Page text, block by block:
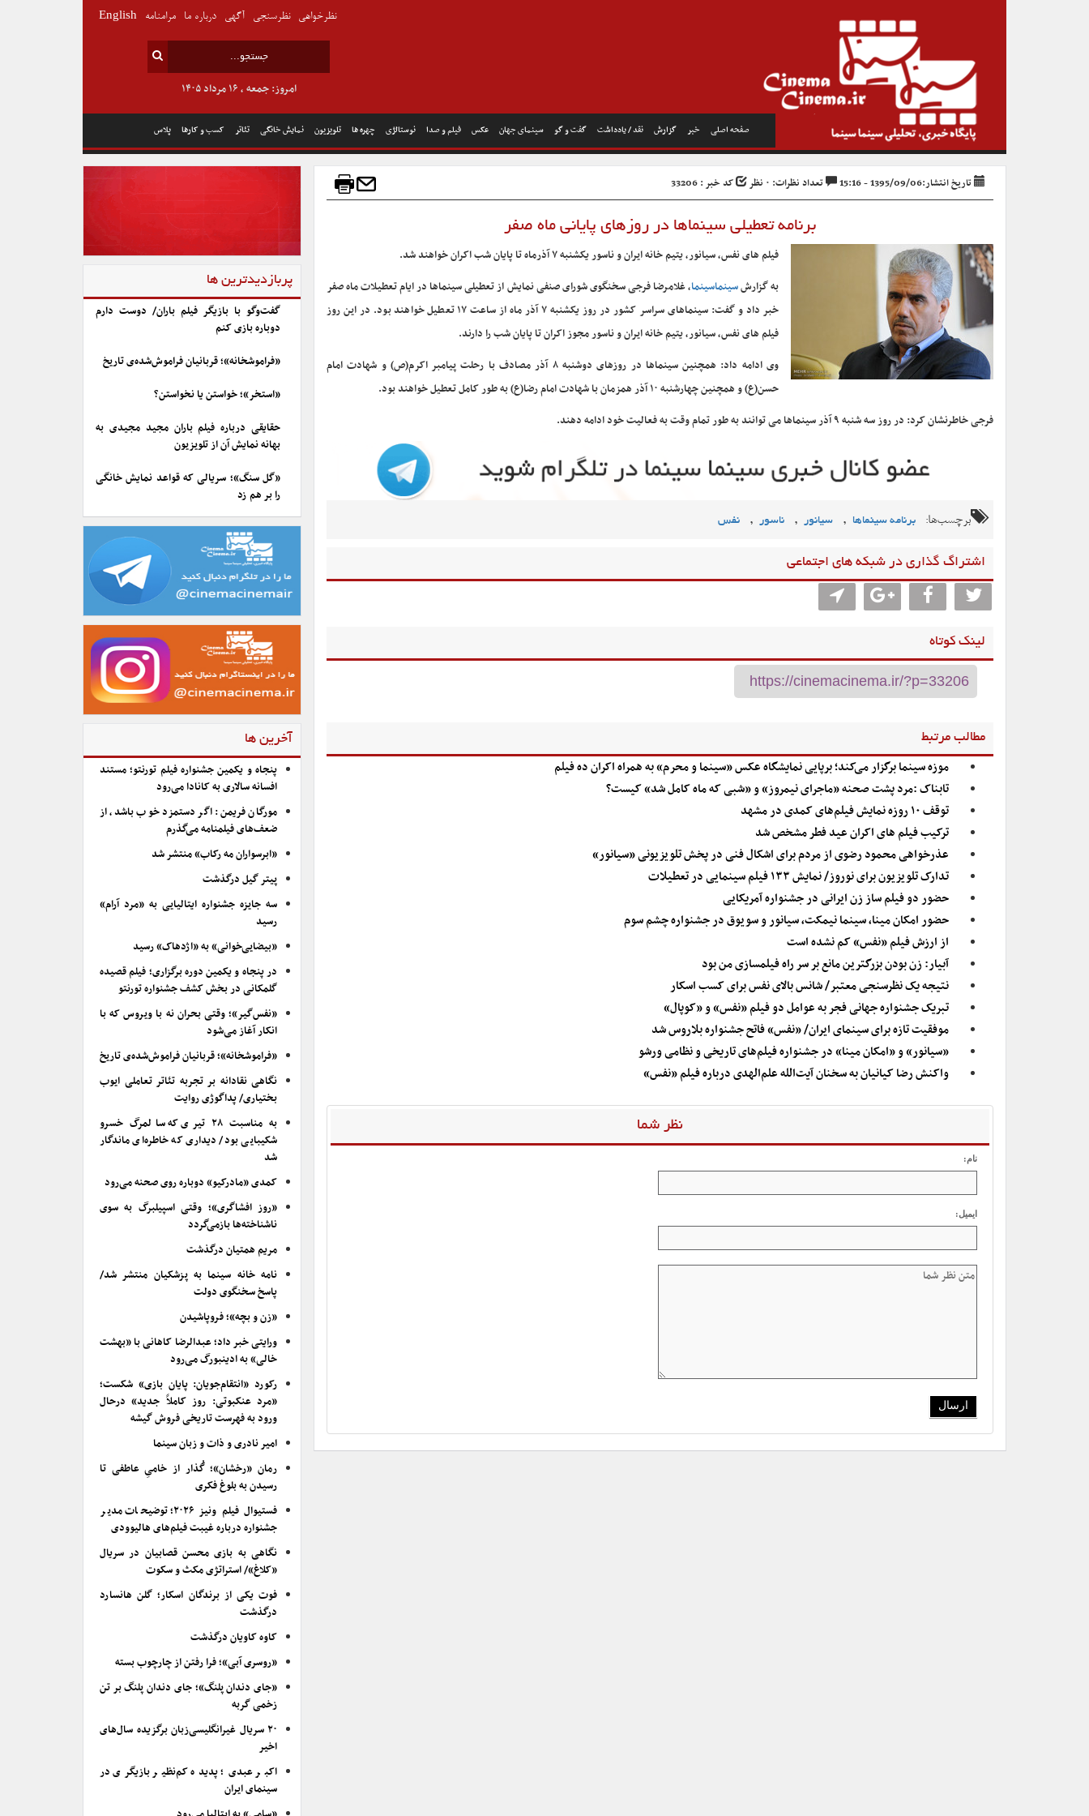
صفحه اصلی خبر گزارش نقد / یادداشت گفت و گو سینمای جهان عکس فیلم و صدا نوستالژی چهره ها تلویزیون نمایش خانگی تئاتر کسب و کارها پلاس
امروز: جمعه , ۱۶ مرداد ۱۴۰۵
نظرخواهی نظرسنجی آگهی درباره ما مرامنامه English
تاریخ انتشار:1395/09/06 - 15:16 تعداد نظرات: ۰ نظر کد خبر : 33206
برنامه تعطیلی سینماها در روزهای پایانی ماه صفر
فیلم های نفس، سیانور، یتیم خانه ایران و ناسور یکشنبه ۷ آذرماه تا پایان شب اکران خواهند شد.
به گزارشسینماسینما، غلامرضا فرجی سخنگوی شورای صنفی نمایش از تعطیلی سینماها در ایام تعطیلات ماه صفر
خبر داد و گفت: سینماهای سراسر کشور در روز یکشنبه ۷ آذر ماه از ساعت ۱۷ تعطیل خواهند بود. در این روز
فیلم های نفس، سیانور، یتیم خانه ایران و ناسور مجوز اکران تا پایان شب را دارند.
وی ادامه داد: همچنین سینماها در روزهای دوشنبه ۸ آذر مصادف با رحلت پیامبر اکرم(ص) و شهادت امام
حسن(ع) و همچنین چهارشنبه ۱۰ آذر همزمان با شهادت امام رضا(ع) به طور کامل تعطیل خواهند بود.
فرجی خاطرنشان کرد: در روز سه شنبه ۹ آذر سینماها می توانند به طور تمام وقت به فعالیت خود ادامه دهند.
برچسب‌ها: برنامه سینماها , سیانور , ناسور , نفس
اشتراگ گذاری در شبکه های اجتماعی
لینک کوتاه
مطالب مرتبط
موزه سینما برگزار می‌کند؛ برپایی نمایشگاه عکس «سینما و محرم» به همراه اکران ده فیلم
تابناک :مرد پشت صحنه «ماجرای نیمروز» و «شبی که ماه کامل شد» کیست؟
توقف ۱۰ روزه نمایش فیلم‌های کمدی در مشهد
ترکیب فیلم های اکران عید فطر مشخص شد
عذرخواهی محمود رضوی از مردم برای اشکال فنی در پخش تلویزیونی «سیانور»
تدارک تلویزیون برای نوروز/ نمایش ۱۳۳ فیلم سینمایی در تعطیلات
حضور دو فیلم ساز زن ایرانی در جشنواره آمریکایی
حضور امکان مینا، سینما نیمکت، سیانور و سویوق در جشنواره چشم سوم
از ارزش فیلم «نفس» کم نشده است
آبیار: زن بودن بزرگترین مانع بر سر راه فیلمسازی من بود
نتیجه یک نظرسنجی معتبر/ شانس بالای نفس برای کسب اسکار
تبریک جشنواره جهانی فجر به عوامل دو فیلم «نفس» و «کوپال»
موفقیت تازه برای سینمای ایران/ «نفس» فاتح جشنواره بلاروس شد
«سیانور» و «امکان مینا» در جشنواره فیلم‌های تاریخی و نظامی ورشو
واکنش رضا کیانیان به سخنان آیت‌الله علم‌الهدی درباره فیلم «نفس»
نظر شما
نام:
ایمیل:
پربازدیدترین ها
گفت‌وگو با بازیگر فیلم باران/ دوست دارم
دوباره بازی کنم
«فراموشخانه»؛ قربانیان فراموش‌شده‌ی تاریخ
«استخر»؛ خواستن یا نخواستن؟
حقایقی درباره فیلم باران مجید مجیدی به
بهانه نمایش آن از تلویزیون
«گل سنگ»؛ سریالی که قواعد نمایش خانگی
را بر هم زد
آخرین ها
پنجاه و یکمین جشنواره فیلم تورنتو؛ مستند
افسانه سالاری به کانادا می‌رود
مورگان فریمن: اگر دستمزد خوب باشد، از
ضعف‌های فیلمنامه می‌گذرم
«ابرسواران مه رکاب» منتشر شد
پیتر گیل درگذشت
سه جایزه جشنواره ایتالیایی به «مرد آرام»
رسید
«بیضایی‌خوانی» به «اژدهاک» رسید
در پنجاه و یکمین دوره برگزاری؛ فیلم قصیده
گلمکانی در بخش کشف جشنواره تورنتو
«نفس‌گیر»؛ وقتی بحران نه با ویروس که با
انکار آغاز می‌شود
«فراموشخانه»؛ قربانیان فراموش‌شده‌ی تاریخ
نگاهی نقادانه بر تجربه تئاتر تعاملی ایوب
بختیاری/ پداگوژی روایت
به مناسبت ۲۸ تیری که سالمرگ خسرو
شکیبایی بود/ دیداری که خاطره‌ای ماندگار
شد
کمدی «مادرکیو» دوباره روی صحنه می‌رود
«روز افشاگری»؛ وقتی اسپیلبرگ به سوی
ناشناخته‌ها بازمی‌گردد
مریم همتیان درگذشت
نامه خانه سینما به پزشکیان منتشر شد/
پاسخ سخنگوی دولت
«زن و بچه»؛ فروپاشیدن
ورایتی خبر داد؛ عبدالرضا کاهانی با «بهشت
خالی» به ادینبورگ می‌رود
رکورد «انتقام‌جویان: پایان بازی» شکست؛
«مرد عنکبوتی: روز کاملاً جدید» درحال
ورود به فهرست تاریخی فروش گیشه
امیر نادری و ذات و زبان سینما
رمان «رخشان»؛ گُذار از خامیِ عاطفی تا
رسیدن به بلوغ فکری
فستیوال فیلم ونیز ۲۰۲۶؛ توضیحات مدیر
جشنواره درباره غیبت فیلم‌های هالیوودی
نگاهی به بازی محسن قصابیان در سریال
«کلاغ»/ استراتژی مکث و سکوت
فوت یکی از برندگان اسکار؛ گلن هانسارد
درگذشت
کاوه کاویان درگذشت
«روسری آبی»؛ فرا رفتن از چارچوب بسته
«جای دندان پلنگ»؛ جای دندان پلنگ بر تن
زخمی گربه
۲۰ سریال غیرانگلیسی‌زبان برگزیده سال‌های
اخیر
اکبر عبدی؛ پدیده کم‌نظیر بازیگری در
سینمای ایران